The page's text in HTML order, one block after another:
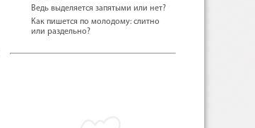
Ведь выделяется запятыми или нет?
Как пишется по молодому: слитно
или раздельно?